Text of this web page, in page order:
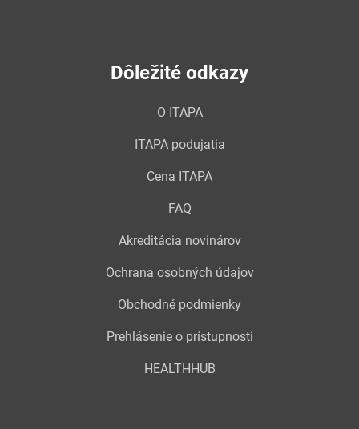
Dôležité odkazy
O ITAPA
ITAPA podujatia
Cena ITAPA
FAQ
Akreditácia novinárov
Ochrana osobných údajov
Obchodné podmienky
Prehlásenie o prístupnosti
HEALTHHUB